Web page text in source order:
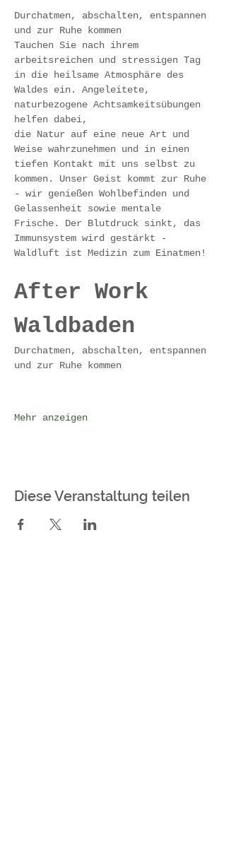
Durchatmen, abschalten, entspannen
und zur Ruhe kommen
Tauchen Sie nach ihrem
arbeitsreichen und stressigen Tag
in die heilsame Atmosphäre des
Waldes ein. Angeleitete,
naturbezogene Achtsamkeitsübungen
helfen dabei,
die Natur auf eine neue Art und
Weise wahrzunehmen und in einen
tiefen Kontakt mit uns selbst zu
kommen. Unser Geist kommt zur Ruhe
- wir genießen Wohlbefinden und
Gelassenheit sowie mentale
Frische. Der Blutdruck sinkt, das
Immunsystem wird gestärkt -
Waldluft ist Medizin zum Einatmen!
After Work
Waldbaden
Durchatmen, abschalten, entspannen
und zur Ruhe kommen
Mehr anzeigen
Diese Veranstaltung teilen